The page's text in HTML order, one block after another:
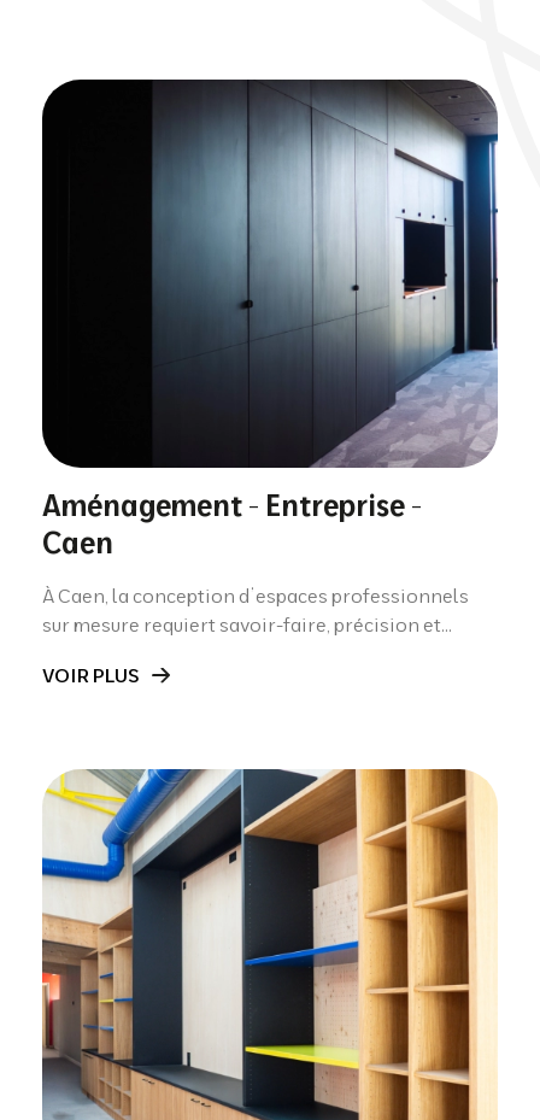
Aménagement - Entreprise -
Caen
À Caen, la conception d’espaces professionnels
sur mesure requiert savoir-faire, précision et...
VOIR PLUS